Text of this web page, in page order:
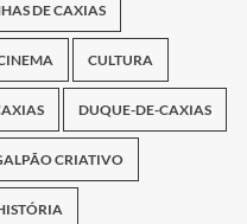
DE CAXIAS
CULTURA
DUQUE-DE-CAXIAS
CRIATIVO